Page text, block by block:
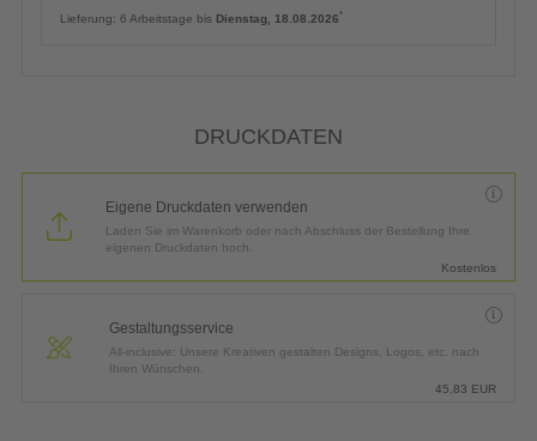
Lieferung: 6 Arbeitstage bis Dienstag, 18.08.2026*
DRUCKDATEN
Eigene Druckdaten verwenden
Laden Sie im Warenkorb oder nach Abschluss der Bestellung Ihre
eigenen Druckdaten hoch.
Kostenlos
Gestaltungsservice
All-inclusive: Unsere Kreativen gestalten Designs, Logos, etc. nach
Ihren Wünschen.
45,83 EUR